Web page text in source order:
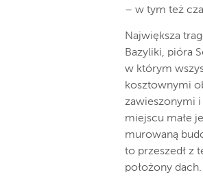
– w tym też
Największa
Bazyliki, pióra
w którym
kosztownymi
zawieszonymi i
miejscu małe
murowaną
to przeszedł z
położony